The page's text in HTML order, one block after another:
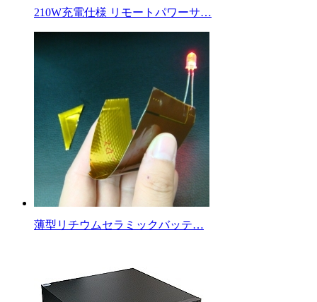
210W充電仕様 リモートパワーサ…
薄型リチウムセラミックバッテ…